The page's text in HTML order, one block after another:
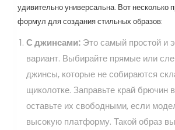
удивительно универсальна. Вот несколько
формул для создания стильных образов:
С джинсами: Это самый простой и
вариант. Выбирайте прямые или
джинсы, которые не собираются
щиколотке. Заправьте край брючин
оставьте их свободными, если
высокую платформу. Такой образ